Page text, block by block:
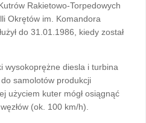
Rakietowo-Torpedowych
Okrętów im. Komandora
do 31.01.1986, kiedy został
wysokoprężne diesla i turbina
samolotów produkcji
użyciem kuter mógł osiągnąć
(ok. 100 km/h).